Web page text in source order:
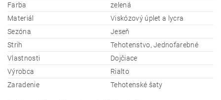
Farba
zelená
Materiál
Viskózový úplet a lycra
Sezóna
Jeseň
Strih
Tehotenstvo, Jednofarebné
Vlastnosti
Dojčiace
Výrobca
Rialto
Zaradenie
Tehotenské šaty